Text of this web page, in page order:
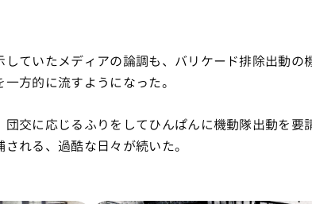
ていたメディアの論調も、バリケード排除出動の
方的に流すようになった。
交に応じるふりをしてひんぱんに機動隊出動を要
れる、過酷な日々が続いた。